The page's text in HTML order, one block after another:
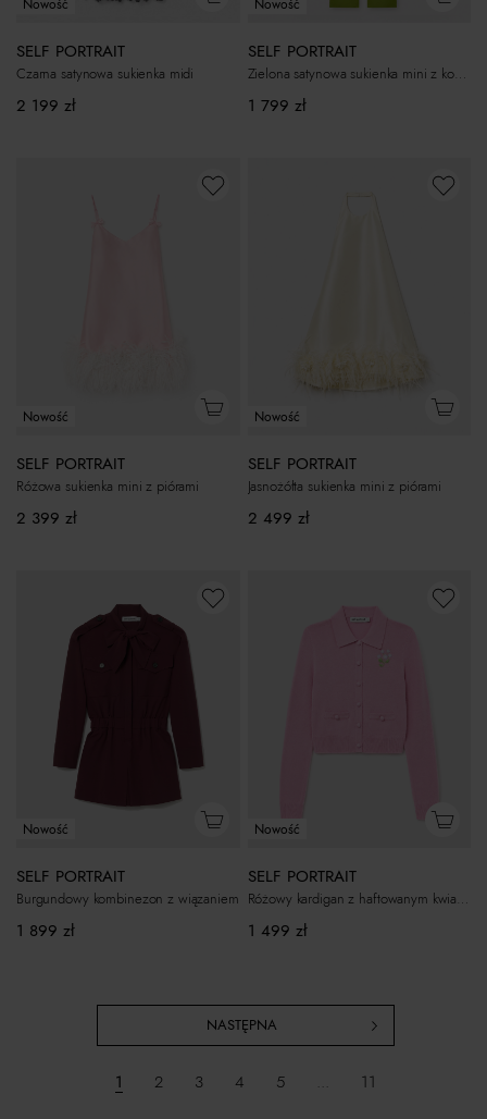
Nowość
SELF PORTRAIT
Czarna satynowa sukienka midi
2 199 zł
Nowość
SELF PORTRAIT
Zielona satynowa sukienka mini z kokardą
1 799 zł
Nowość
SELF PORTRAIT
Różowa sukienka mini z piórami
2 399 zł
Nowość
SELF PORTRAIT
Jasnożółta sukienka mini z piórami
2 499 zł
Nowość
SELF PORTRAIT
Burgundowy kombinezon z wiązaniem
1 899 zł
Nowość
SELF PORTRAIT
Różowy kardigan z haftowanym kwiatkiem
1 499 zł
1 2 3 4 5 ... 11
NASTĘPNA